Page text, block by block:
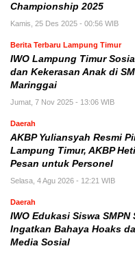
Championship 2025
Kamis, 25 Des 2025 - 00:56 WIB
Berita Terbaru Lampung Timur
IWO Lampung Timur
dan Kekerasan Anak di
Maringgai
Jumat, 7 Nov 2025 - 13:06 WIB
Daerah
AKBP Yuliansyah Resmi
Lampung Timur, AKBP
Pesan untuk Personel
Selasa, 4 Agu 2026 - 12:21 WIB
Daerah
IWO Edukasi Siswa SMPN
Ingatkan Bahaya Hoaks
Media Sosial